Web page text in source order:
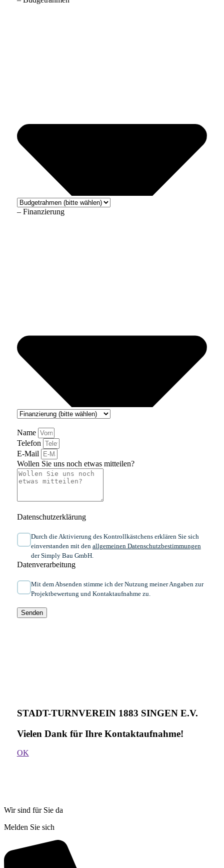
– Finanzierung
Name
Telefon
E-Mail
Wollen Sie uns noch etwas mitteilen?
Datenschutzerklärung
Durch die Aktivierung des Kontrollkästchens erklären Sie sich
einverstanden mit den allgemeinen ​Daten­schutz­bestim­mungen​​​
der Simply Bau GmbH.
Datenverarbeitung
Mit dem Absenden stimme ich der Nutzung meiner Angaben zur
Projektbewertung und Kontaktaufnahme zu.
Senden
STADT-TURNVEREIN 1883 SINGEN E.V.
Vielen Dank für Ihre Kontakt­aufnahme!
OK
Wir sind für Sie da
Melden Sie sich